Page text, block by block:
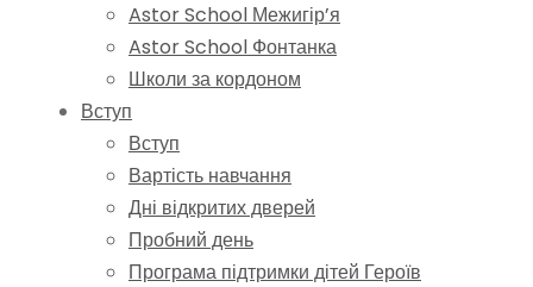
Astor School Межигір’я
Astor School Фонтанка
Школи за кордоном
Вступ
Вступ
Вартість навчання
Дні відкритих дверей
Пробний день
Програма підтримки дітей Героїв